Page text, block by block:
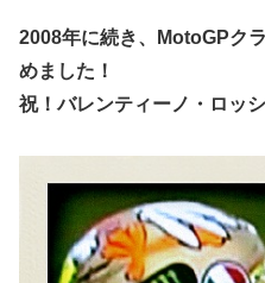
2008年に続き、MotoGPク
めました！
祝！バレンティーノ・ロッシ